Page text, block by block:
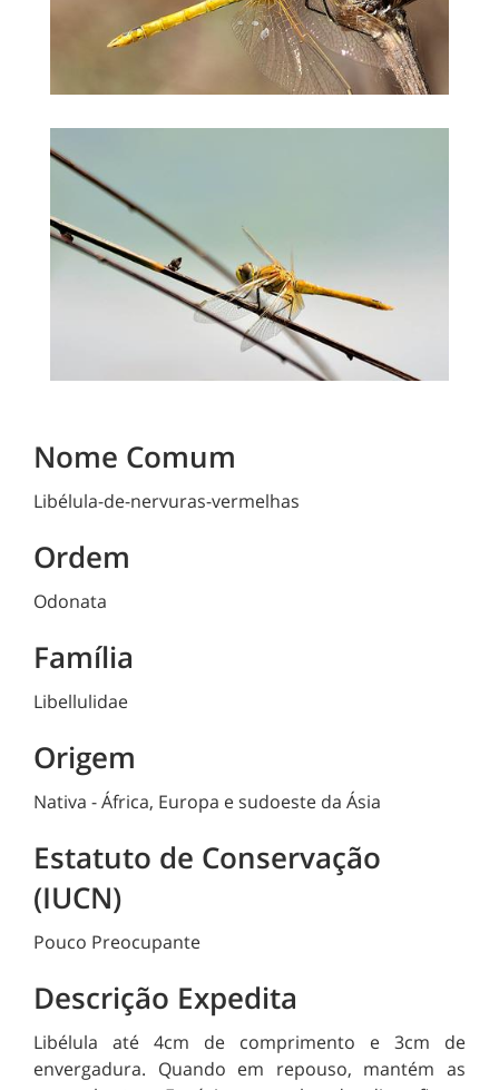
Nome Comum
Libélula-de-nervuras-vermelhas
Ordem
Odonata
Família
Libellulidae
Origem
Nativa - África, Europa e sudoeste da Ásia
Estatuto de Conservação
(IUCN)
Pouco Preocupante
Descrição Expedita
Libélula até 4cm de comprimento e 3cm de
envergadura. Quando em repouso, mantém as